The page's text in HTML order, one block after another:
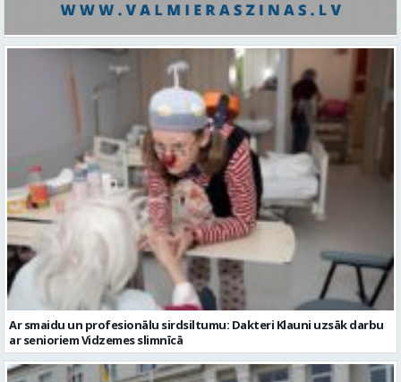
Ar smaidu un profesionālu sirdsiltumu: Dakteri Klauni uzsāk darbu
ar senioriem Vidzemes slimnīcā